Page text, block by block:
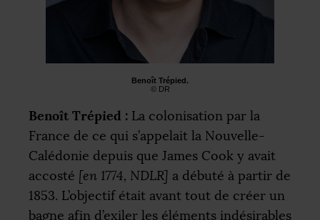
Benoît Trépied.
© DR
Benoît Trépied : La colonisation par la
France de ce qui s’appelait la Nouvelle-
Calédonie depuis que James Cook y avait
accosté [en 1774, NDLR] a débuté à partir de
1853. L’objectif était avant tout de créer un
bagne afin d’exiler les éléments indésirables